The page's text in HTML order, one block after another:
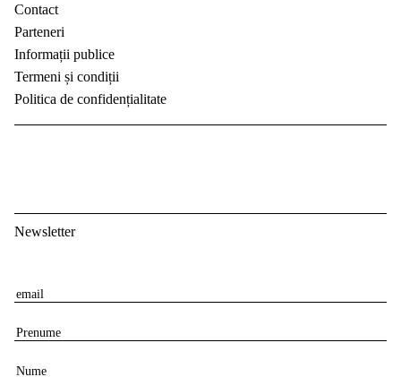
Contact
Parteneri
Informații publice
Termeni și condiții
Politica de confidențialitate
Newsletter
E
a
i
P
N